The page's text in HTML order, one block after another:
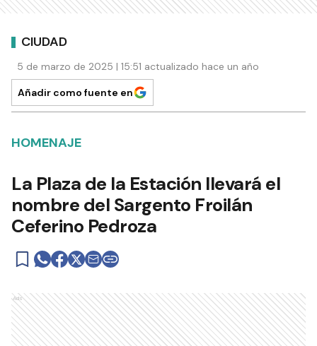
CIUDAD
5 de marzo de 2025 | 15:51 actualizado hace un año
Añadir como fuente en
HOMENAJE
La Plaza de la Estación llevará el
nombre del Sargento Froilán
Ceferino Pedroza
Ads